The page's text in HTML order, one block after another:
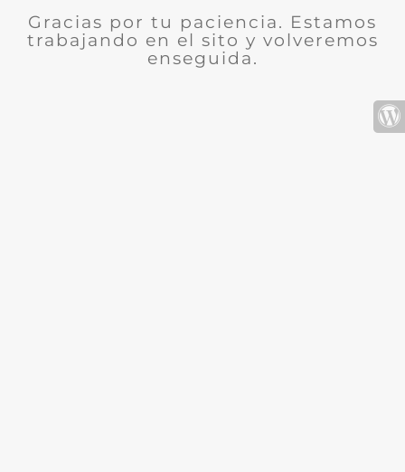
Gracias por tu paciencia. Estamos
trabajando en el sito y volveremos
enseguida.